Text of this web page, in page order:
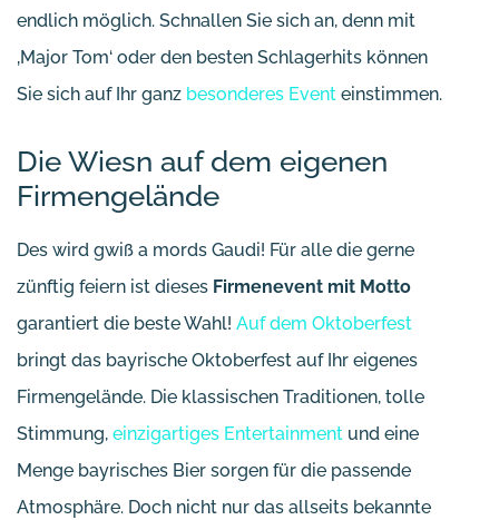
endlich möglich. Schnallen Sie sich an, denn mit
‚Major Tom‘ oder den besten Schlagerhits können
Sie sich auf Ihr ganz besonderes Event einstimmen.
Die Wiesn auf dem eigenen
Firmengelände
Des wird gwiß a mords Gaudi! Für alle die gerne
zünftig feiern ist dieses Firmenevent mit Motto
garantiert die beste Wahl! Auf dem Oktoberfest
bringt das bayrische Oktoberfest auf Ihr eigenes
Firmengelände. Die klassischen Traditionen, tolle
Stimmung, einzigartiges Entertainment und eine
Menge bayrisches Bier sorgen für die passende
Atmosphäre. Doch nicht nur das allseits bekannte